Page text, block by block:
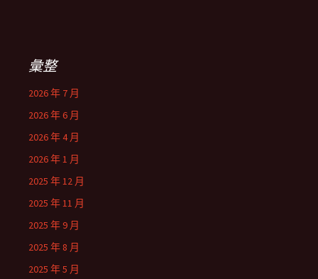
彙整
2026 年 7 月
2026 年 6 月
2026 年 4 月
2026 年 1 月
2025 年 12 月
2025 年 11 月
2025 年 9 月
2025 年 8 月
2025 年 5 月